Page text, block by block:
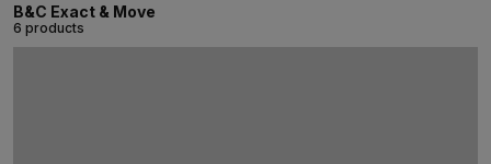
B&C Exact & Move
6 products